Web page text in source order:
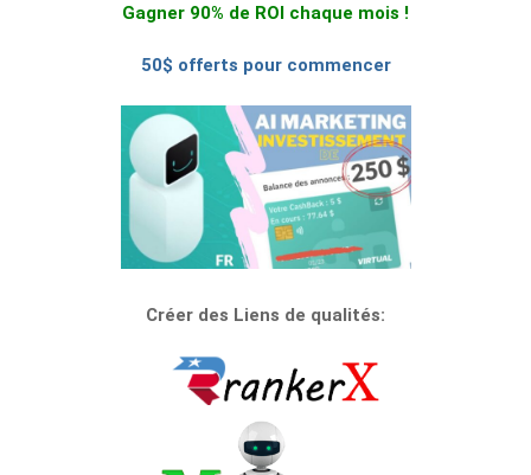
Gagner 90% de ROI chaque mois !
50$ offerts pour commencer
Créer des Liens de qualités: